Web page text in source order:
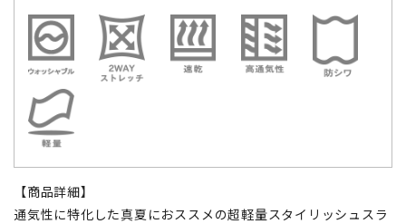
【商品詳細】
通気性に特化した真夏におススメの超軽量スタイリッシュスラ